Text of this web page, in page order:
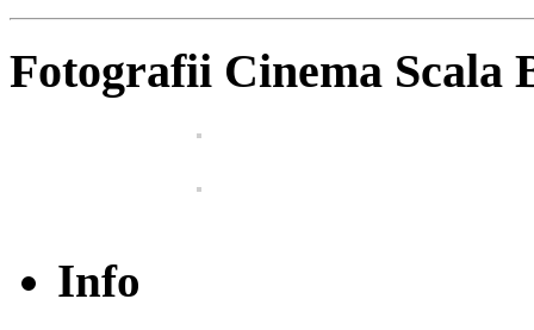
Fotografii Cinema Scala
Info